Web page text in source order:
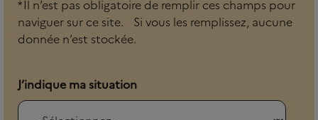
* Il n’est pas obligatoire de remplir ces champs pour
naviguer sur ce site. Si vous les remplissez, aucune
donnée n’est stockée.
J’indique ma situation